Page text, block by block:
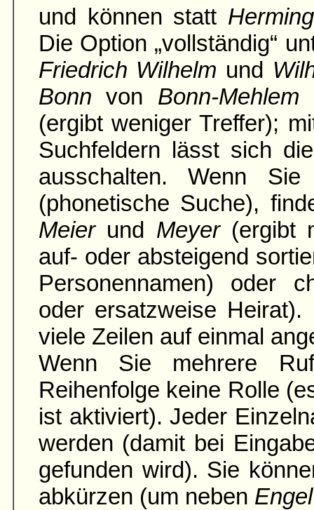
und können statt
Die Option „vollständig“
Friedrich Wilhelm und
Bonn von Bonn-Mehlem
(ergibt weniger Treffer);
Suchfeldern lässt sich
ausschalten. Wenn Sie
(phonetische Suche),
Meierund Meyer(ergibt
auf- oder absteigend
Personennamen) oder
oder ersatzweise
viele Zeilen auf einmal
Wenn Sie mehrere
Reihenfolge keine Rolle
ist aktiviert). Jeder
werden (damit bei
gefunden wird). Sie
abkürzen (um neben Engel